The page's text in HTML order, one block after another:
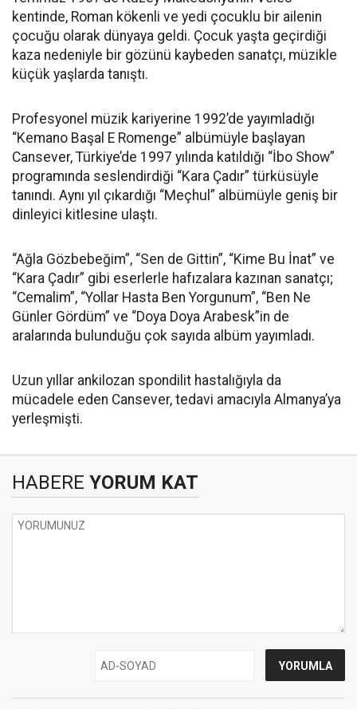
kentinde, Roman kökenli ve yedi çocuklu bir ailenin
çocuğu olarak dünyaya geldi. Çocuk yaşta geçirdiği
kaza nedeniyle bir gözünü kaybeden sanatçı, müzikle
küçük yaşlarda tanıştı.
Profesyonel müzik kariyerine 1992’de yayımladığı
“Kemano Başal E Romenge” albümüyle başlayan
Cansever, Türkiye’de 1997 yılında katıldığı “İbo Show”
programında seslendirdiği “Kara Çadır” türküsüyle
tanındı. Aynı yıl çıkardığı “Meçhul” albümüyle geniş bir
dinleyici kitlesine ulaştı.
“Ağla Gözbebeğim”, “Sen de Gittin”, “Kime Bu İnat” ve
“Kara Çadır” gibi eserlerle hafızalara kazınan sanatçı;
“Cemalim”, “Yollar Hasta Ben Yorgunum”, “Ben Ne
Günler Gördüm” ve “Doya Doya Arabesk”in de
aralarında bulunduğu çok sayıda albüm yayımladı.
Uzun yıllar ankilozan spondilit hastalığıyla da
mücadele eden Cansever, tedavi amacıyla Almanya’ya
yerleşmişti.
HABERE YORUM KAT